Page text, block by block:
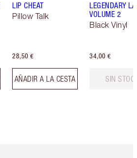
LIP CHEAT
Pillow Talk
28,50 €
AÑADIR A LA CESTA
LEGENDARY
VOLUME 2
Black Vinyl
34,00 €
SIN